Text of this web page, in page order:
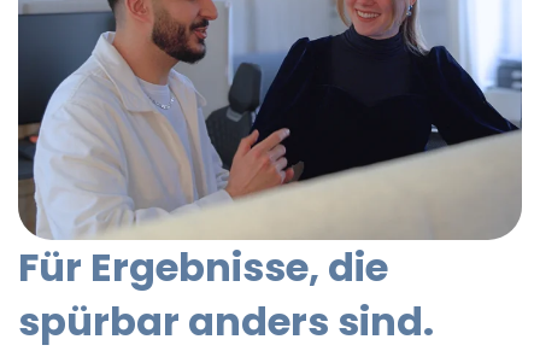
Für Ergebnisse, die
spürbar anders sind.